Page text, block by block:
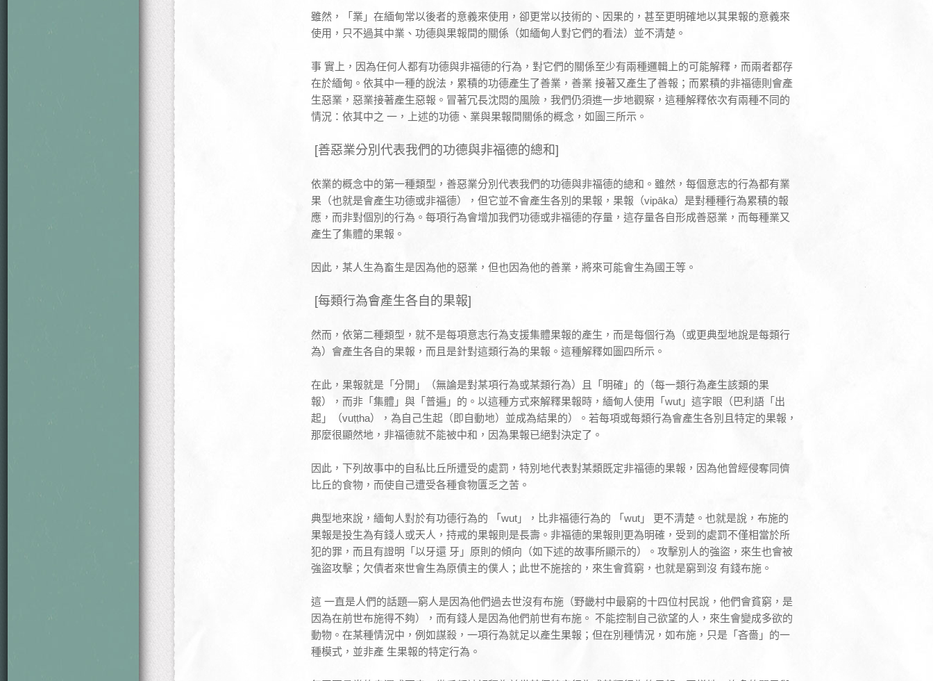
雖然，「業」在緬甸常以後者的意義來使用，卻更常以技術的、因果的，甚至更明確地以其果報的意義來
使用，只不過其中業、功德與果報間的關係（如緬甸人對它們的看法）並不清楚。
事 實上，因為任何人都有功德與非福德的行為，對它們的關係至少有兩種邏輯上的可能解釋，而兩者都存
在於緬甸。依其中一種的說法，累積的功德產生了善業，善業 接著又產生了善報；而累積的非福德則會產
生惡業，惡業接著產生惡報。冒著冗長沈悶的風險，我們仍須進一步地觀察，這種解釋依次有兩種不同的
情況：依其中之 一，上述的功德、業與果報間關係的概念，如圖三所示。
[善惡業分別代表我們的功德與非福德的總和]
依業的概念中的第一種類型，善惡業分別代表我們的功德與非福德的總和。雖然，每個意志的行為都有業
果（也就是會產生功德或非福德），但它並不會產生各別的果報，果報（vipāka）是對種種行為累積的報
應，而非對個別的行為。每項行為會增加我們功德或非福德的存量，這存量各自形成善惡業，而每種業又
產生了集體的果報。
因此，某人生為畜生是因為他的惡業，但也因為他的善業，將來可能會生為國王等。
[每類行為會產生各自的果報]
然而，依第二種類型，就不是每項意志行為支援集體果報的產生，而是每個行為（或更典型地說是每類行
為）會產生各自的果報，而且是針對這類行為的果報。這種解釋如圖四所示。
在此，果報就是「分開」（無論是對某項行為或某類行為）且「明確」的（每一類行為產生該類的果
報），而非「集體」與「普遍」的。以這種方式來解釋果報時，緬甸人使用「wut」這字眼（巴利語「出
起」（vuṭṭha），為自己生起（即自動地）並成為結果的）。若每項或每類行為會產生各別且特定的果報，
那麼很顯然地，非福德就不能被中和，因為果報已絕對決定了。
因此，下列故事中的自私比丘所遭受的處罰，特別地代表對某類既定非福德的果報，因為他曾經侵奪同儕
比丘的食物，而使自己遭受各種食物匱乏之苦。
典型地來說，緬甸人對於有功德行為的 「wut」，比非福德行為的 「wut」 更不清楚。也就是說，布施的
果報是投生為有錢人或天人，持戒的果報則是長壽。非福德的果報則更為明確，受到的處罰不僅相當於所
犯的罪，而且有證明「以牙還 牙」原則的傾向（如下述的故事所顯示的）。攻擊別人的強盜，來生也會被
強盜攻擊；欠債者來世會生為原債主的僕人；此世不施捨的，來生會貧窮，也就是窮到沒 有錢布施。
這 一直是人們的話題—窮人是因為他們過去世沒有布施（野畿村中最窮的十四位村民說，他們會貧窮，是
因為在前世布施得不夠），而有錢人是因為他們前世有布施。 不能控制自己欲望的人，來生會變成多欲的
動物。在某種情況中，例如謀殺，一項行為就足以產生果報；但在別種情況，如布施，只是「吝嗇」的一
種模式，並非產 生果報的特定行為。